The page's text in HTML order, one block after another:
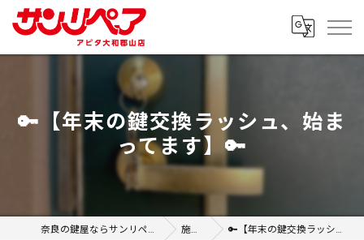
🔑【年末の鍵交換ラッシュ、始ま
ってます】🔑
奈良の鍵屋ならサンリペア アピタ大和郡山店 施工事例 🔑【年末の鍵交換ラッシュ、始まってます】🔑